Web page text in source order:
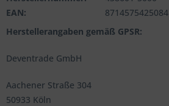
EAN:
8714575425084
Herstellerangaben gemäß GPSR:
Deventrade GmbH
Aachener Straße 304
50933 Köln